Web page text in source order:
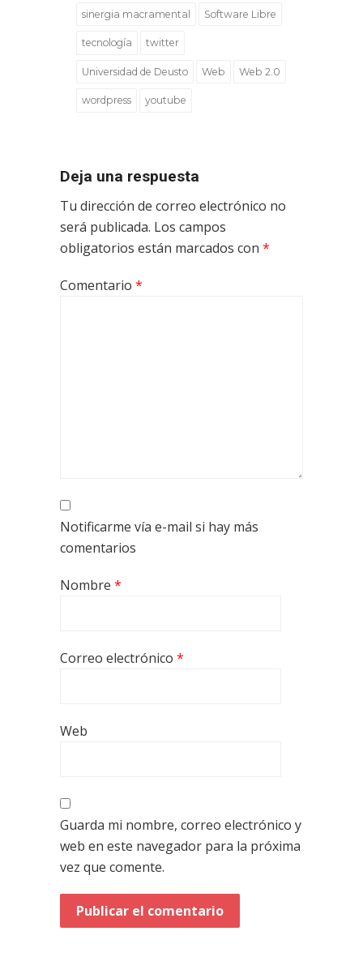
sinergia macramental Software Libre
tecnología twitter
Universidad de Deusto Web Web 2.0
wordpress youtube
Deja una respuesta
Tu dirección de correo electrónico no
será publicada. Los campos
obligatorios están marcados con *
Comentario *
Notificarme vía e-mail si hay más
comentarios
Nombre *
Correo electrónico *
Web
Guarda mi nombre, correo electrónico y
web en este navegador para la próxima
vez que comente.